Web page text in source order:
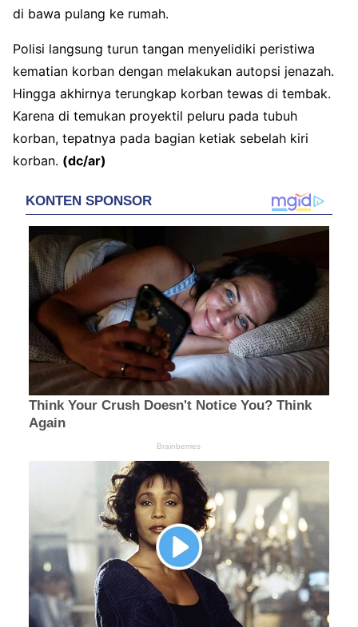
di bawa pulang ke rumah.
Polisi langsung turun tangan menyelidiki peristiwa
kematian korban dengan melakukan autopsi jenazah.
Hingga akhirnya terungkap korban tewas di tembak.
Karena di temukan proyektil peluru pada tubuh
korban, tepatnya pada bagian ketiak sebelah kiri
korban. (dc/ar)